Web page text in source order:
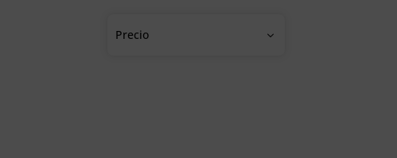
Precio